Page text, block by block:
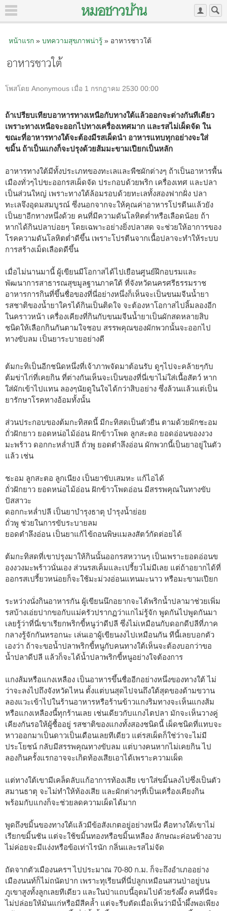
หน้าแรก» บทความสุขภาพน่ารู้» อาหารชาวใต้
อาหารชาวใต้
โพสโดย Anonymous เมื่อ 1 กรกฎาคม 2530 00:00
ถ้าเปรียบเทียบอาหารทางเหนือกับทางใต้แล้วออกจะต่างกันทีเดียว
เพราะทางเหนือจะออกไปทางเครื่องเทศมาก และรสไม่เผ็ดจัด ใน
ขณะที่อาหารทางใต้จะต้องมีรสเผ็ดนำ อาหารแทบทุกอย่างจะใส่
ขมิ้น ถ้าเป็นแกงก็จะปรุงด้วยส้มมะขามเปียกเป็นหลัก
อาหารทางใต้มีทั้งประเภทของทะเลและพืชผักต่างๆ ถ้าเป็นอาหารพื้น
เมืองทั่วๆไปขะออกรสเผ็ดจัด ประกอบด้วยพริก เครื่องเทศ และปลา
เป็นส่วนใหญ่ เพราะทางใต้ล้อมรอบด้วยทะเลทั้งสองฟากฝั่ง ปลา
ทะเลจึงอุดมสมบูรณ์ ซึ่งนอกจากจะให้คุณค่าอาหารโปรตีนแล้วยัง
เป็นยาอีกทางหนึ่งด้วย คนที่มีความดันโลหิตต่ำหรือเลือดน้อย ถ้า
หากได้กินปลาบ่อยๆ โดยเฉพาะอย่างยิ่งปลาสด จะช่วยให้อาการของ
โรคความดันโลหิตต่ำดีขึ้น เพราะโปรตีนจากเนื้อปลาจะทำให้ระบบ
การสร้างเม็ดเลือดดีขึ้น
เมื่อไม่นานมานี้ ผู้เขียนมีโอกาสได้ไปเยือนศูนย์ฝึกอบรมและ
พัฒนาการสาธารณสุขมูลฐานภาคใต้ ที่จังหวัดนครศรีธรรมราช
อาหารการกินที่ขึ้นชื่อของที่นี่อย่างหนึ่งก็เห็นจะเป็นขนมจีนน้ำยา
รสชาติของน้ำยาใครได้กินเป็นติดใจ จะต้องหาโอกาสไปลิ้มลองอีก
ในคราวหน้า เครื่องเคียงที่กินกับขนมจีนน้ำยาเป็นผักสดหลายสิบ
ชนิดให้เลือกกินกันตามใจชอบ สรรพคุณของผักพวกนั้นจะออกไป
ทางขับลม เป็นยาระบายอย่างดี
ต้มกะทิเป็นอีกชนิดหนึ่งที่เจ้าภาพจัดมาต้อนรับ ดูๆไปจะคล้ายๆกับ
ต้มข่าไก่ที่เคยกิน ที่ต่างกันเห็นจะเป็นของที่นี่เขาไม่ใส่เนื้อสัตว์ หาก
ใส่ผักเข้าไปแทน ลองๆนัยดูในใจได้กว่าสิบอย่าง ซึ่งล้วนแล้วแต่เป็น
ยารักษาโรคทางอ้อมทั้งนั้น
ส่วนประกอบของต้มกะทิสดนี้ มีกะทิสดเป็นตัวยืน ตามด้วยผักชะอม
ถั่วฝักยาว ยอดหน่อไม้อ่อน ฝักข้าวโพด ลูกสะตอ ยอดอ่อนของงวง
มะพร้าว ดอกกะหล่ำปลี ถั่วพู ยอดตำลึงอ่อน ผักพวกนี้เป็นยาอยู่ในตัว
แล้ว เช่น
ชะอม ลูกสะตอ ลูกเนียง เป็นยาขับเสมหะ แก้ไอได้
ถั่วฝักยาว ยอดหน่อไม้อ่อน ฝักข้าวโพดอ่อน มีสรรพคุณในทางขับ
ปัสสาวะ
ดอกกะหล่ำปลี เป็นยาบำรุงธาตุ บำรุงน้ำย่อย
ถั่วพู ช่วยในการขับระบายลม
ยอดตำลึงอ่อน เป็นยาแก้ไข้ถอนพิษแมลงสัตว์กัดต่อยได้
ต้มกะทิสดที่เขาปรุงมาให้กินนั้นออกรสหวานๆ เป็นเพราะยอดอ่อนข
องงวงมะพร้าวนั่นเอง ส่วนรสเค็มและเปรี้ยวไม่มีเลย แต่ถ้าอยากได้ที่
ออกรสเปรี้ยวหน่อยก็จะใช้มะม่วงอ่อนแทนมะนาว หรือมะขามเปียก
ระหว่างนั่งกินอาหารกัน ผู้เขียนนึกอยากจะได้พริกน้ำปลามาช่วยเพิ่ม
รสบ้างเอ่ยปากขอกับแม่ครัวปรากฏว่าแกไม่รู้จัก พูดกันไปพูดกันมา
เลยรู้ว่าที่นี่เขาเรียกพริกขี้หนูว่าดีปลี ซึ่งไม่เหมือนกับดอกดีปลีที่ภาค
กลางรู้จักกันหรอกนะ เล่นเอาผู้เขียนงงไปเหมือนกัน ทีนี้เลยบอกตัว
เองว่า ถ้าจะขอน้ำปลาพริกขี้หนูกับคนทางใต้เห็นจะต้องบอกว่าขอ
น้ำปลาดีปลี แล้วก็จะได้น้ำปลาพริกขี้หนูอย่างใจต้องการ
แกงส้มหรือแกงเหลือง เป็นอาหารขึ้นชื่ออีกอย่างหนึ่งของทางใต้ ไม่
ว่าจะลงไปถึงจังหวัดไหน ตั้งแต่บนสุดไปจนถึงใต้สุดของด้ามขวาน
ลองแวะเข้าไปในร้านอาหารหรือร้านข้าวแกงริมทางจะเห็นแกงส้ม
หรือแกงเหลืองนี้ทุกร้านเลย เช่นเดียวกับแกงไตปลา มักจะเห็นวางคู่
เคียงกันรอให้ผู้ซื้ออยู่ รสชาติของแกงทั้งสองชนิดนี้ เผ็ดชนิดที่แทบจะ
หาวออกมาเป็นดาวเป็นเดือนเลยทีเดียว แต่รสเผ็ดก็ใช่ว่าจะไม่มี
ประโยชน์ กลับมีสรรพคุณทางขับลม แต่บางคนหากไม่เคยกิน ไป
ลองกินครั้งแรกอาจจะเกิดท้องเสียเอาได้เพราะความเผ็ด
แต่ทางใต้เขามีเคล็ดลับแก้อาการท้องเสีย เขาใส่ขมิ้นลงไปซึ่งเป็นตัว
สมานธาตุ จะไม่ทำให้ท้องเสีย และผักต่างๆที่เป็นเครื่องเคียงกิน
พร้อมกับแกงก็จะช่วยลดความเผ็ดได้มาก
พูดถึงขมิ้นของทางใต้แล้วมีข้อสังเกตอยู่อย่างหนึ่ง คือทางใต้เขาไม่
เรียกขมิ้นชัน แต่จะใช้ขมิ้นทองหรือขมิ้นเหลือง ลักษณะค่อนข้างอวบ
ไม่ค่อยจะมีแง่งหรือข้อเท่าไรนัก กลิ่นและรสไม่จัด
ถัดจากตัวเมืองนครฯ ไปประมาณ 70-80 ก.ม. ก็จะถึงอำเภออย่าง
เมืองนนท์ก็ไม่ถนัดปาก เพราะทุเรียนที่นี่ปลูกเหมือนสวนป่าอยู่บน
ภูเขาสูงทั้งลูกเลยทีเดียว และในป่าแถบนี้อุดมไปด้วยรังผึ้ง คนที่นี่จะ
ไม่ปล่อยให้มันแก่หรือมีสีคล้ำ แต่จะรีบตัดเมื่อเห็นว่ามีน้ำผึ้งพอเพียง